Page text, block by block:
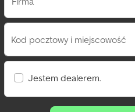
Kod pocztowy i miejscowość
Jestem dealerem.